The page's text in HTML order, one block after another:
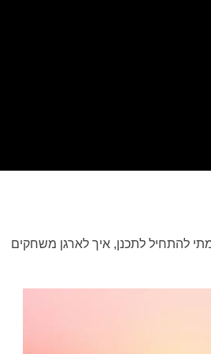
להתחיל לתכנן, איך לארגן משחקים